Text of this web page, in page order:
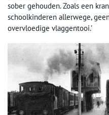
sober gehouden. Zoals een
schoolkinderen allerwege,
overvloedige vlaggentooi.’